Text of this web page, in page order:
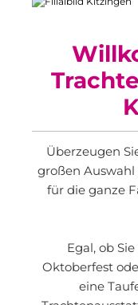
Überzeugen
großen
für die ganze
Egal, ob
Oktoberfest
eine